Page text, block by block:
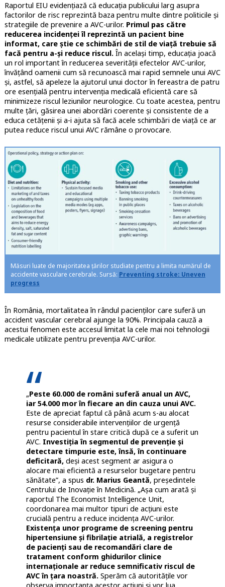
Raportul EIU evidențiază că educația publicului larg asupra
factorilor de risc reprezintă baza pentru multe dintre politicile și
strategiile de prevenire a AVC-urilor. Primul pas către
reducerea incidenței îl reprezintă un pacient bine
informat, care știe ce schimbări de stil de viață trebuie să
facă pentru a-și reduce riscul.În același timp, educația joacă
un rol important în reducerea severității efectelor AVC-urilor,
învățând oamenii cum să recunoască mai rapid semnele unui AVC
și, astfel, să apeleze la ajutorul unui doctor în fereastra de patru
ore esențială pentru intervenția medicală eficientă care să
minimizeze riscul leziunilor neurologice. Cu toate acestea, pentru
multe țări, găsirea unei abordări coerente și consistente de a
educa cetățenii și a-i ajuta să facă acele schimbări de viață ce ar
putea reduce riscul unui AVC rămâne o provocare.
Măsuri luate de majoritatea țărilor studiate pentru a limita numărul de
accidente vasculare cerebrale. Sursă: Preventing stroke: Uneven
progress
În România, mortalitatea în rândul pacienților care suferă un
accident vascular cerebral ajunge la 90%. Principala cauză a
acestui fenomen este accesul limitat la cele mai noi tehnologii
medicale utilizate pentru prevenția AVC-urilor.
„Peste 60.000 de români suferă anual un AVC,
iar 54.000 mor în fiecare an din cauza unui AVC.
Este de apreciat faptul că până acum s-au alocat
resurse considerabile intervențiilor de urgență
pentru pacientul în stare critică după ce a suferit un
AVC. Investiția în segmentul de prevenție și
detectare timpurie este, însă, în continuare
deficitară,deși acest segment ar asigura o
alocare mai eficientă a resurselor bugetare pentru
sănătate”, a spus dr. Marius Geantă, președintele
Centrului de Inovație în Medicină. „Așa cum arată și
raportul The Economist Intelligence Unit,
coordonarea mai multor tipuri de acțiuni este
crucială pentru a reduce incidența AVC-urilor.
Existența unor programe de screening pentru
hipertensiune și fibrilație atrială, a registrelor
de pacienți sau de recomandări clare de
tratament conform ghidurilor clinice
internaționale ar reduce semnificativ riscul de
AVC în țara noastră.Sperăm că autoritățile vor